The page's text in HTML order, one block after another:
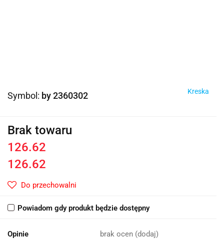
Symbol: by 2360302 Kreska
Brak towaru
126.62
126.62
Do przechowalni
Powiadom gdy produkt będzie dostępny
Opinie brak ocen (dodaj)